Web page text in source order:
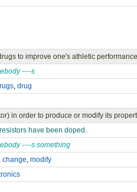
to improve one's athletic performance
----s
, drug
in order to produce or modify its
have been doped.
----s something
change, modify